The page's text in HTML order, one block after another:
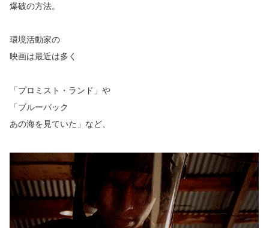
爆破の方法。
環境活動家の
映画は最近は多く
「プロミスト・ランド」や
「ブルーバック
あの海を見ていた」など、